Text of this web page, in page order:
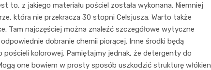
to, z jakiego materiału pościel została wykonana. Niemniej
która nie przekracza 30 stopni Celsjusza. Warto także
Tam najczęściej można znaleźć szczegółowe wytyczne
dobranie chemii piorącej. Inne środki będą
pościeli kolorowej. Pamiętajmy jednak, że detergenty do
one bowiem w prosty sposób uszkodzić strukturę włókien